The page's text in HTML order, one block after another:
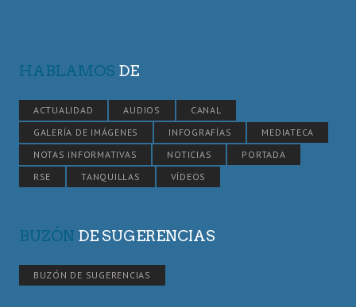
HABLAMOS DE
ACTUALIDAD AUDIOS
CANAL
GALERÍA DE IMÁGENES
INFOGRAFÍAS
MEDIATECA
NOTAS INFORMATIVAS
NOTICIAS
PORTADA
RSE
TANQUILLAS VÍDEOS
BUZÓN DE SUGERENCIAS
BUZÓN DE SUGERENCIAS